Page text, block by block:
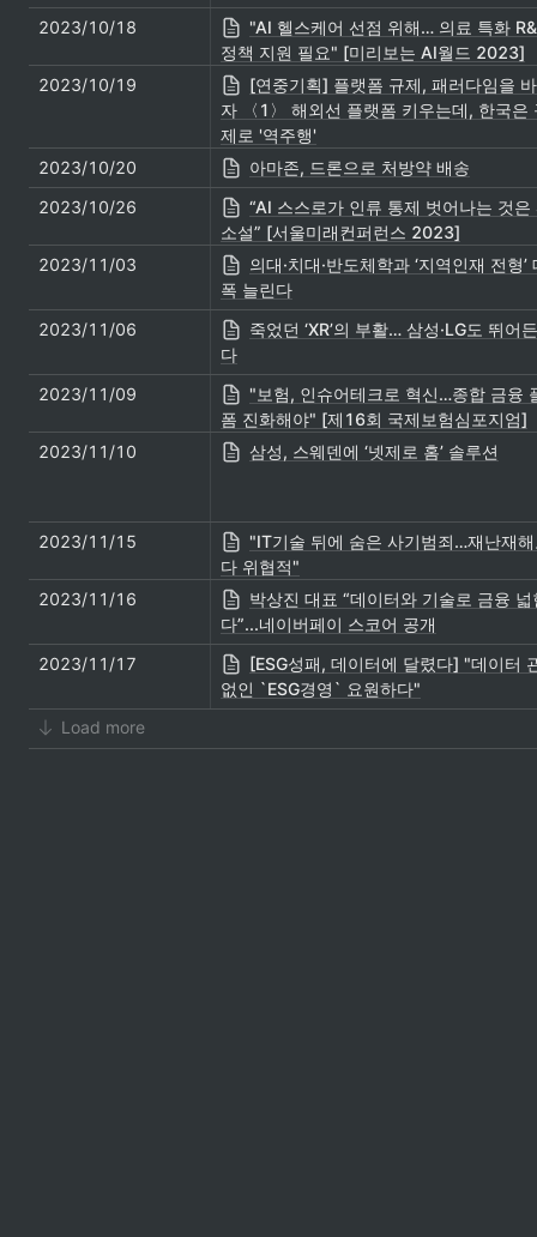
2023/10/18
"AI 헬스케어 선점 위해… 의료 특화
정책 지원 필요" [미리보는 AI월드 2023]
2023/10/19
[연중기획] 플랫폼 규제, 패러다임을
자 〈1〉 해외선 플랫폼 키우는데, 한국은
제로 '역주행'
2023/10/20
아마존, 드론으로 처방약 배송
2023/10/26
“AI 스스로가 인류 통제 벗어나는 것은
소설” [서울미래컨퍼런스 2023]
2023/11/03
의대·치대·반도체학과 ‘지역인재 전형’
폭 늘린다
2023/11/06
죽었던 ‘XR’의 부활… 삼성·LG도 뛰어든
다
2023/11/09
"보험, 인슈어테크로 혁신…종합 금융
폼 진화해야" [제16회 국제보험심포지엄]
2023/11/10
삼성, 스웨덴에 ‘넷제로 홈’ 솔루션
2023/11/15
"IT기술 뒤에 숨은 사기범죄…재난재
다 위협적"
2023/11/16
박상진 대표 “데이터와 기술로 금융 넓
다”...네이버페이 스코어 공개
2023/11/17
[ESG성패, 데이터에 달렸다] "데이터
없인 `ESG경영` 요원하다"
Load more